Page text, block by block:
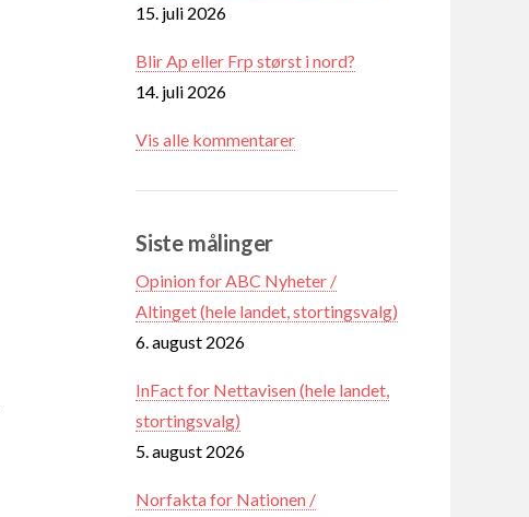
15. juli 2026
Blir Ap eller Frp størst i nord?
14. juli 2026
Vis alle kommentarer
Siste målinger
Opinion for ABC Nyheter /
Altinget (hele landet, stortingsvalg)
6. august 2026
InFact for Nettavisen (hele landet,
stortingsvalg)
5. august 2026
Norfakta for Nationen /